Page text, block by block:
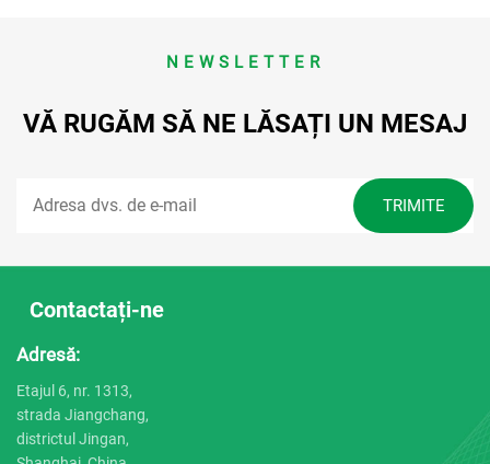
NEWSLETTER
VĂ RUGĂM SĂ NE LĂSAȚI UN MESAJ
Contactați-ne
Adresă:
Etajul 6, nr. 1313,
strada Jiangchang,
districtul Jingan,